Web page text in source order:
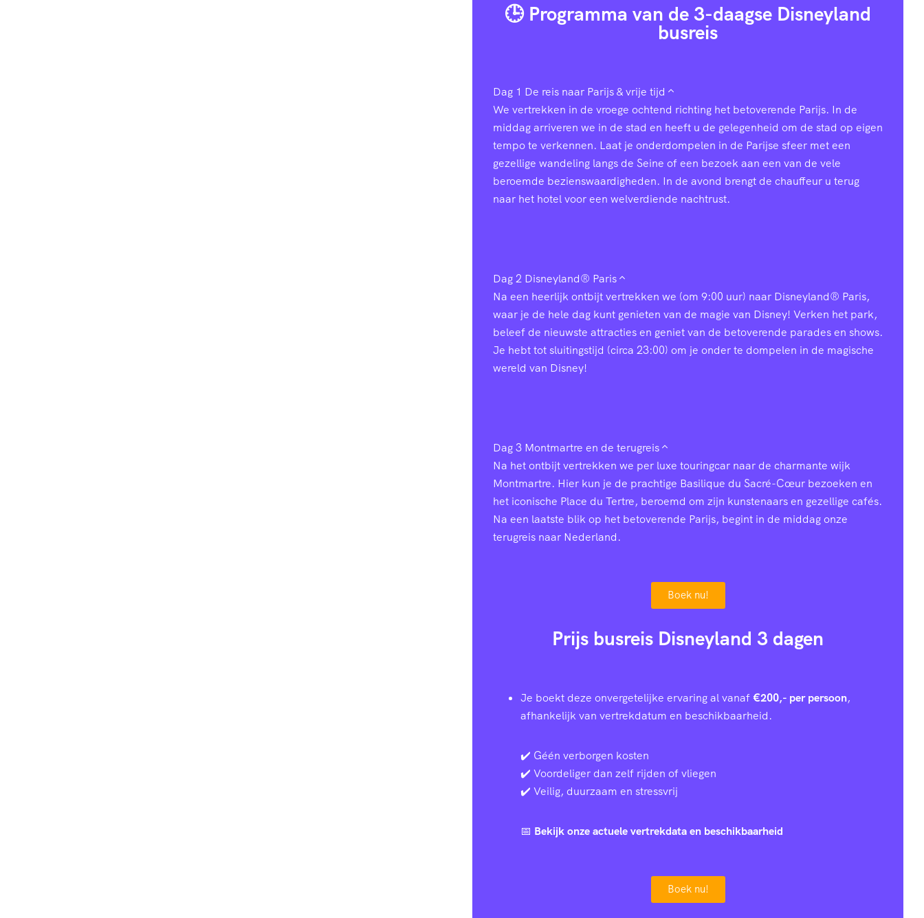
🕒 Programma van de 3-daagse Disneyland
busreis
Dag 1 De reis naar Parijs & vrije tijd
We vertrekken in de vroege ochtend richting het betoverende Parijs. In de
middag arriveren we in de stad en heeft u de gelegenheid om de stad op eigen
tempo te verkennen. Laat je onderdompelen in de Parijse sfeer met een
gezellige wandeling langs de Seine of een bezoek aan een van de vele
beroemde bezienswaardigheden. In de avond brengt de chauffeur u terug
naar het hotel voor een welverdiende nachtrust.
Dag 2 Disneyland® Paris
Na een heerlijk ontbijt vertrekken we (om 9:00 uur) naar Disneyland® Paris,
waar je de hele dag kunt genieten van de magie van Disney! Verken het park,
beleef de nieuwste attracties en geniet van de betoverende parades en shows.
Je hebt tot sluitingstijd (circa 23:00) om je onder te dompelen in de magische
wereld van Disney!
Dag 3 Montmartre en de terugreis
Na het ontbijt vertrekken we per luxe touringcar naar de charmante wijk
Montmartre. Hier kun je de prachtige Basilique du Sacré-Cœur bezoeken en
het iconische Place du Tertre, beroemd om zijn kunstenaars en gezellige cafés.
Na een laatste blik op het betoverende Parijs, begint in de middag onze
terugreis naar Nederland.
Boek nu!
Prijs busreis Disneyland 3 dagen
Je boekt deze onvergetelijke ervaring al vanaf€200,- per persoon,
afhankelijk van vertrekdatum en beschikbaarheid.
✔️ Géén verborgen kosten
✔️ Voordeliger dan zelf rijden of vliegen
✔️ Veilig, duurzaam en stressvrij
📅 Bekijk onze actuele vertrekdata en beschikbaarheid
Boek nu!